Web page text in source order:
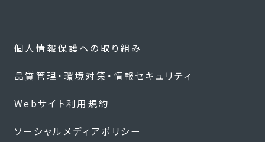
個人情報保護への取り組み
品質管理・環境対策・情報セキュリティ
Webサイト利用規約
ソーシャルメディアポリシー